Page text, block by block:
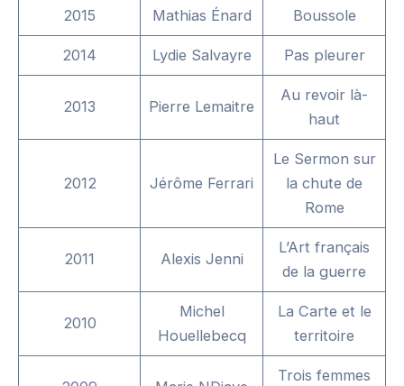
2015 Mathias Énard Boussole
2014 Lydie Salvayre Pas pleurer
2013 Pierre Lemaitre
Au revoir là-
haut
2012 Jérôme Ferrari
Le Sermon sur
la chute de
Rome
2011 Alexis Jenni
L’Art français
de la guerre
2010
Michel
Houellebecq
La Carte et le
territoire
Trois femmes